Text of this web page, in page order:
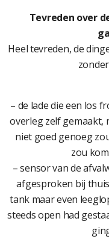
Tevreden over
Heel tevreden, de
– de lade die een los
overleg zelf gemaakt,
niet goed genoeg
zou
– sensor van de
afgesproken bij
tank maar even
steeds open had